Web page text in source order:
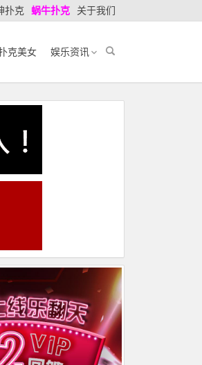
扑克 蜗牛扑克 关于我们
克美女 娱乐资讯